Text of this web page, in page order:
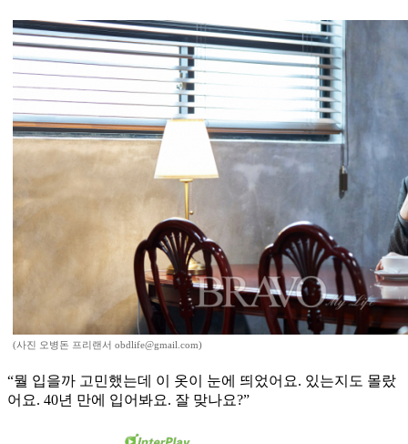
(사진 오병돈 프리랜서 obdlife@gmail.com)
“뭘 입을까 고민했는데 이 옷이 눈에 띄었어요. 있는지도 몰랐
어요. 40년 만에 입어봐요. 잘 맞나요?”